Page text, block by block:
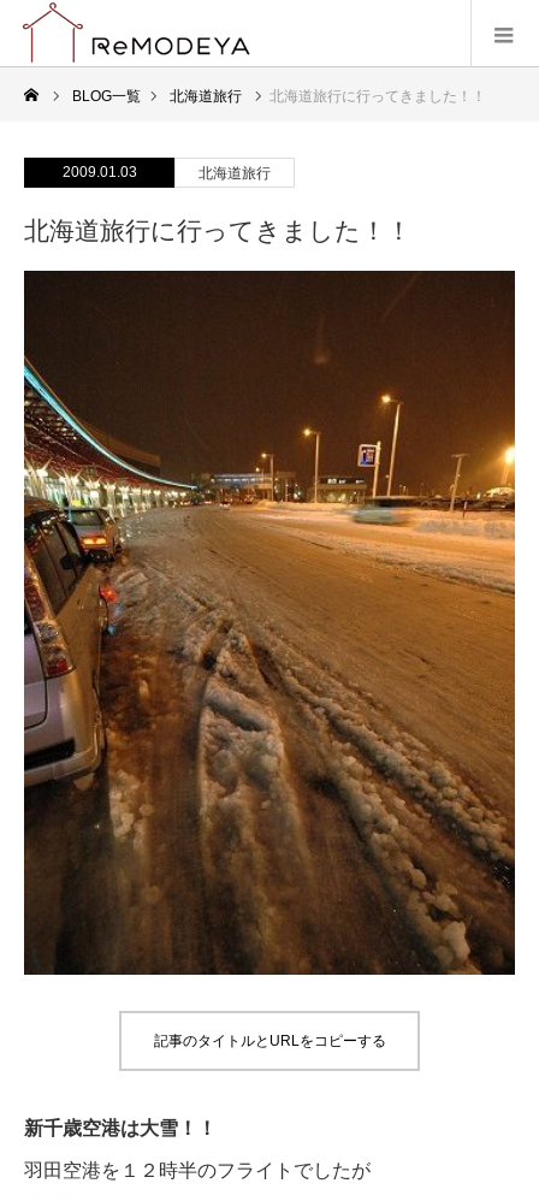
BLOG一覧 北海道旅行 北海道旅行に行ってきました！！
2009.01.03 北海道旅行
北海道旅行に行ってきました！！
記事のタイトルとURLをコピーする
新千歳空港は大雪！！
羽田空港を１２時半のフライトでしたが